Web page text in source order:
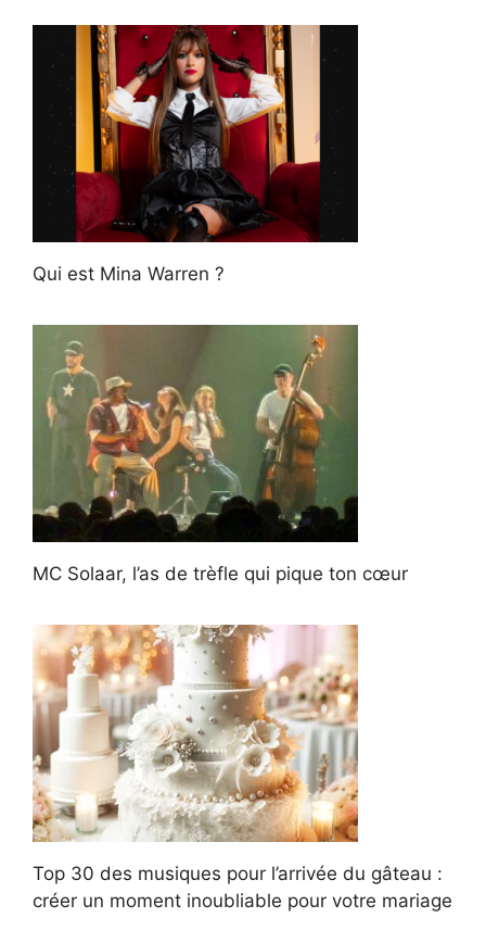
Qui est Mina Warren ?
MC Solaar, l’as de trèfle qui pique ton cœur
Top 30 des musiques pour l’arrivée du gâteau :
créer un moment inoubliable pour votre mariage